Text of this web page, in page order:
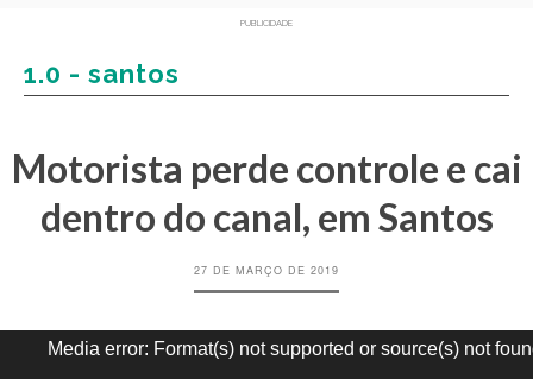
PUBLICIDADE
1.0 - santos
Motorista perde controle e cai
dentro do canal, em Santos
27 DE MARÇO DE 2019
TocadorMedia error: Format(s) not supported or source(s) not